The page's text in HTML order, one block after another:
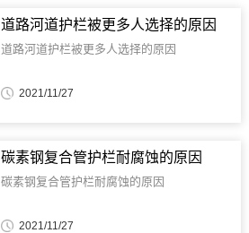
道路河道护栏被更多人选择的原因
道路河道护栏被更多人选择的原因
2021/11/27
碳素钢复合管护栏耐腐蚀的原因
碳素钢复合管护栏耐腐蚀的原因
2021/11/27